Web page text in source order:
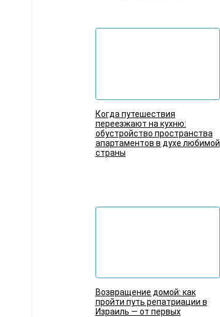
Когда путешествия
переезжают на кухню:
обустройство пространства
апартаментов в духе любимой
страны
Возвращение домой: как
пройти путь репатриации в
Израиль — от первых